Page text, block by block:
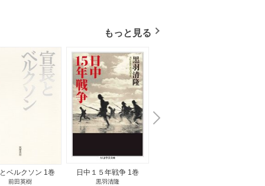
もっと見る
ベルクソン 1巻
前田英樹
日中１５年戦争 1巻
黒羽清隆
N
e
x
t